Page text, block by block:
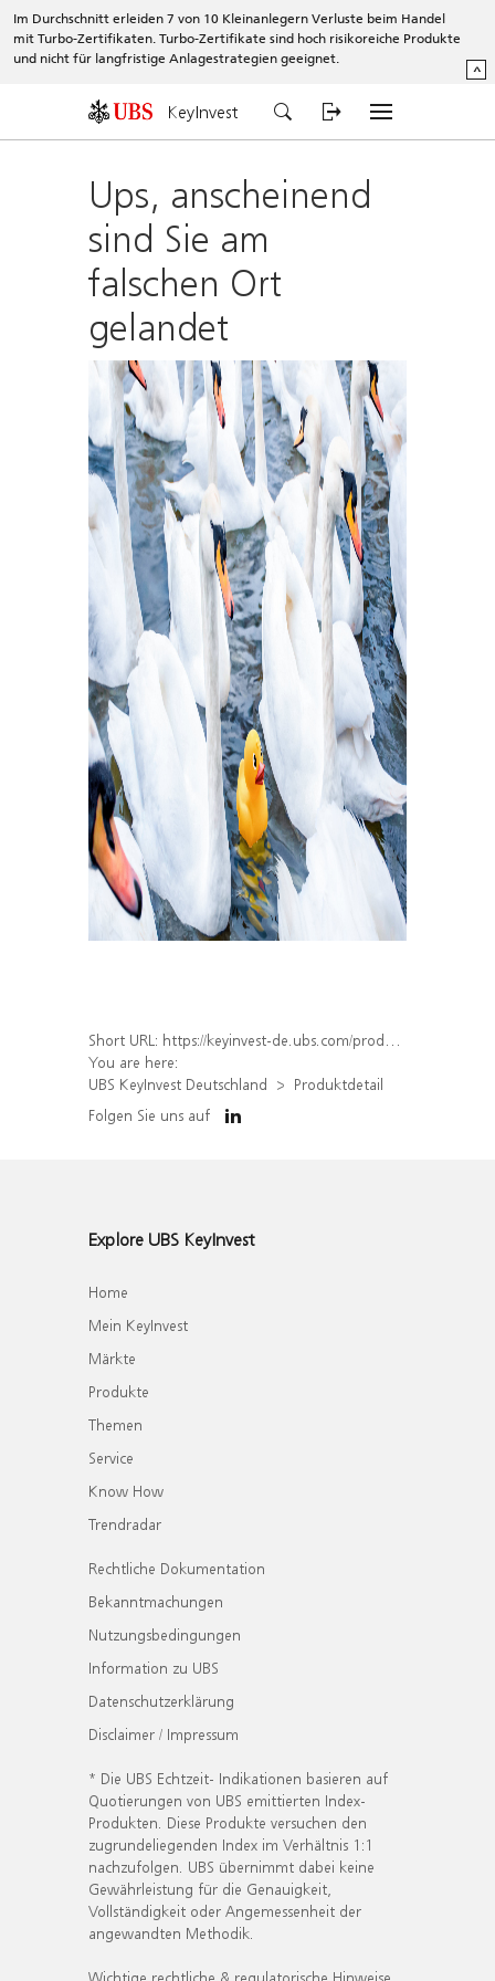
Im Durchschnitt erleiden 7 von 10 Kleinanlegern Verluste beim Handel
mit Turbo-Zertifikaten. Turbo-Zertifikate sind hoch risikoreiche Produkte
und nicht für langfristige Anlagestrategien geeignet.
^
KeyInvest
Ups, anscheinend
sind Sie am
falschen Ort
gelandet
Short URL: https://keyinvest-de.ubs.com/produkt/detail/index/isin/DE000WA6FWW5
You are here:
UBS KeyInvest Deutschland
Produktdetail
Folgen Sie uns auf
Explore UBS KeyInvest
Home
Mein KeyInvest
Märkte
Produkte
Themen
Service
Know How
Trendradar
Rechtliche Dokumentation
Bekanntmachungen
Nutzungsbedingungen
Information zu UBS
Datenschutzerklärung
Disclaimer / Impressum
* Die UBS Echtzeit- Indikationen basieren auf
Quotierungen von UBS emittierten Index-
Produkten. Diese Produkte versuchen den
zugrundeliegenden Index im Verhältnis 1:1
nachzufolgen. UBS übernimmt dabei keine
Gewährleistung für die Genauigkeit,
Vollständigkeit oder Angemessenheit der
angewandten Methodik.